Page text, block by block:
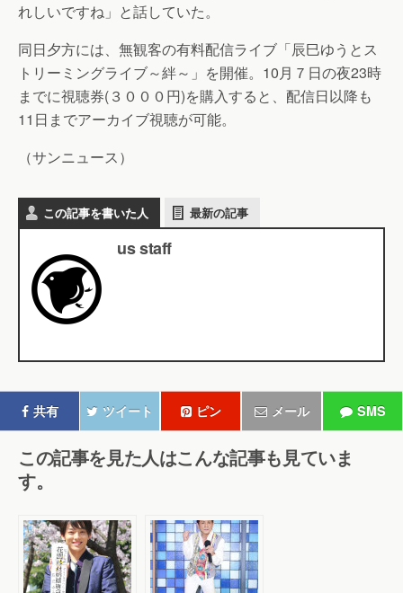
れしいですね」と話していた。
同日夕方には、無観客の有料配信ライブ「辰巳ゆうとス
トリーミングライブ～絆～」を開催。10月７日の夜23時
までに視聴券(３０００円)を購入すると、配信日以降も
11日までアーカイブ視聴が可能。
（サンニュース）
この記事を書いた人 最新の記事
us staff
共有 ツイート ピン メール SMS
この記事を見た人はこんな記事も見ていま
す。